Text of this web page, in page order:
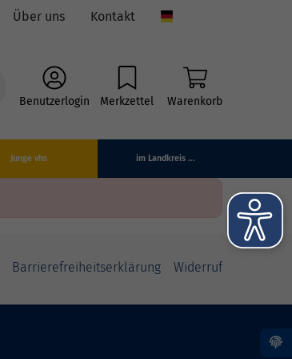
Über uns Kontakt
Benutzerlogin Merkzettel Warenkorb
Junge vhs im Landkreis ...
Barrierefreiheitserklärung Widerruf